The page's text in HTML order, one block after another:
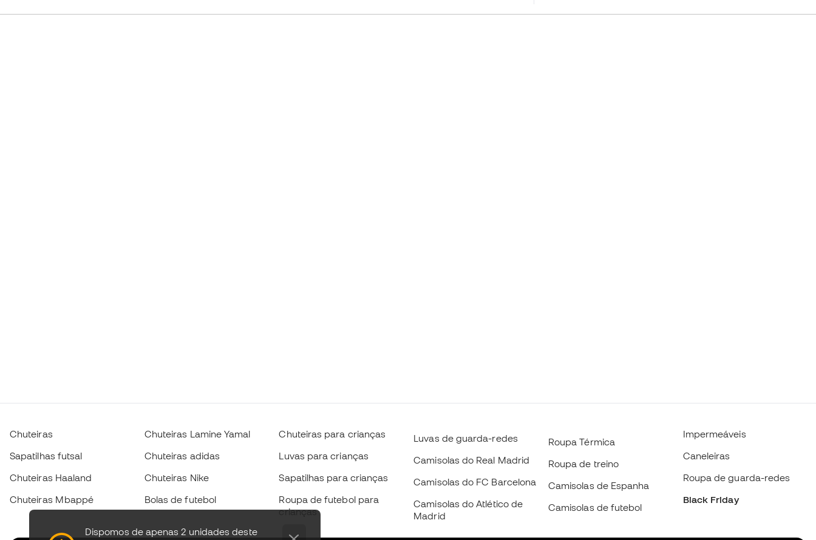
Dispomos de apenas 2 unidades deste
Chuteiras
Sapatilhas futsal
Chuteiras Haaland
Chuteiras Mbappé
Chuteiras Lamine Yamal
Chuteiras adidas
Chuteiras Nike
Bolas de futebol
Chuteiras para crianças
Luvas para crianças
Sapatilhas para crianças
Roupa de futebol para
crianças
Luvas de guarda-redes
Camisolas do Real Madrid
Camisolas do FC Barcelona
Camisolas do Atlético de
Madrid
Roupa Térmica
Roupa de treino
Camisolas de Espanha
Camisolas de futebol
Impermeáveis
Caneleiras
Roupa de guarda-redes
Black Friday